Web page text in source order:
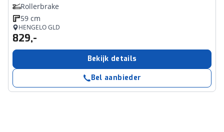
Rollerbrake
59 cm
HENGELO GLD
829,-
Bekijk details
Bel aanbieder